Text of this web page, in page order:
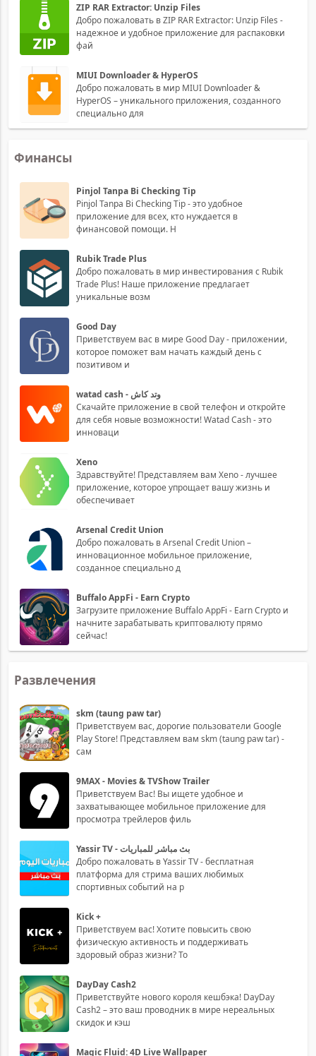
ZIP RAR Extractor: Unzip Files
Добро пожаловать в ZIP RAR Extractor: Unzip Files -
надежное и удобное приложение для распаковки
фай
MIUI Downloader & HyperOS
Добро пожаловать в мир MIUI Downloader &
HyperOS – уникального приложения, созданного
специально для
Финансы
Pinjol Tanpa Bi Checking Tip
Pinjol Tanpa Bi Checking Tip - это удобное
приложение для всех, кто нуждается в
финансовой помощи. Н
Rubik Trade Plus
Добро пожаловать в мир инвестирования с Rubik
Trade Plus! Наше приложение предлагает
уникальные возм
Good Day
Приветствуем вас в мире Good Day - приложении,
которое поможет вам начать каждый день с
позитивом и
watad cash - وتد كاش
Скачайте приложение в свой телефон и откройте
для себя новые возможности! Watad Cash - это
инноваци
Xeno
Здравствуйте! Представляем вам Xeno - лучшее
приложение, которое упрощает вашу жизнь и
обеспечивает
Arsenal Credit Union
Добро пожаловать в Arsenal Credit Union –
инновационное мобильное приложение,
созданное специально д
Buffalo AppFi - Earn Crypto
Загрузите приложение Buffalo AppFi - Earn Crypto и
начните зарабатывать криптовалюту прямо
сейчас!
Развлечения
skm (taung paw tar)
Приветствуем вас, дорогие пользователи Google
Play Store! Представляем вам skm (taung paw tar) -
сам
9MAX - Movies & TVShow Trailer
Приветствуем Вас! Вы ищете удобное и
захватывающее мобильное приложение для
просмотра трейлеров филь
Yassir TV - بث مباشر للمباريات
Добро пожаловать в Yassir TV - бесплатная
платформа для стрима ваших любимых
спортивных событий на р
Kick +
Приветствуем вас! Хотите повысить свою
физическую активность и поддерживать
здоровый образ жизни? То
DayDay Cash2
Приветствуйте нового короля кешбэка! DayDay
Cash2 – это ваш проводник в мире нереальных
скидок и кэш
Magic Fluid: 4D Live Wallpaper